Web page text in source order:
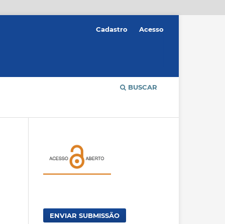
BUSCAR
Cadastro Acesso
ENVIAR SUBMISSÃO